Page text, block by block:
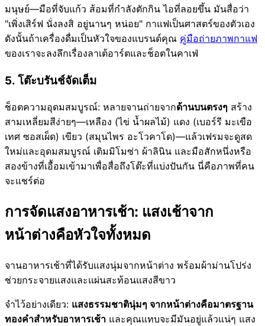
มนุษย์—มือที่จับแก้ว ส้อมที่กำลังตักกิน ไอที่ลอยขึ้น มันสื่อว่า
"เพิ่งเสิร์ฟ นั่งลงสิ อยู่นานๆ หน่อย" กาแฟเป็นศาสตร์ของตัวเอง
ดังนั้นถ้าเครื่องดื่มเป็นหัวใจของแบรนด์คุณ คู่มือถ่ายภาพกาแฟ
ของเราจะลงลึกเรื่องลาเต้อาร์ตและช็อตในคาเฟ่
5. โต๊ะบรันช์จัดเต็ม
ช็อตความอุดมสมบูรณ์: หลายจานถ่ายจากด้านบนตรงๆ สร้าง
สามเหลี่ยมสีง่ายๆ—เหลือง (ไข่ น้ำผลไม้) แดง (เบอร์รี มะเขือ
เทศ ซอสเผ็ด) เขียว (สมุนไพร อะโวคาโด)—แล้วเฟรมจะดูสด
ใหม่และอุดมสมบูรณ์ เติมมิโมซ่า ผ้าลินิน และมือสักหนึ่งหรือ
สองข้างที่เอื้อมเข้ามาเพื่อสื่อถึงโต๊ะที่แบ่งปันกัน นี่คือภาพที่คน
จะแชร์ต่อ
การจัดแสงอาหารเช้า: แสงเช้าจาก
หน้าต่างคือหัวใจทั้งหมด
จานอาหารเช้าที่ได้รับแสงนุ่มจากหน้าต่าง พร้อมผ้าม่านโปร่ง
ช่วยกระจายแสงและแผ่นสะท้อนแสงสีขาว
จำไว้อย่างเดียว: แสงธรรมชาตินุ่มๆ จากหน้าต่างคือมาตรฐาน
ทองคำสำหรับอาหารเช้า และคุณแทบจะมีมันอยู่แล้วแน่ๆ แสง